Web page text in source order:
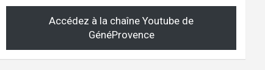
Accédez à la chaîne Youtube de
GénéProvence